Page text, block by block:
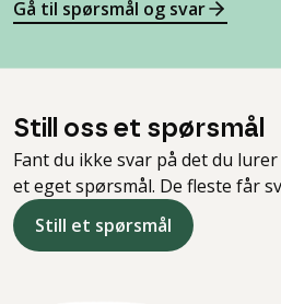
Gå til spørsmål og svar
Still oss et spørsmål
Fant du ikke svar på det du
et eget spørsmål. De fleste får
Still et spørsmål